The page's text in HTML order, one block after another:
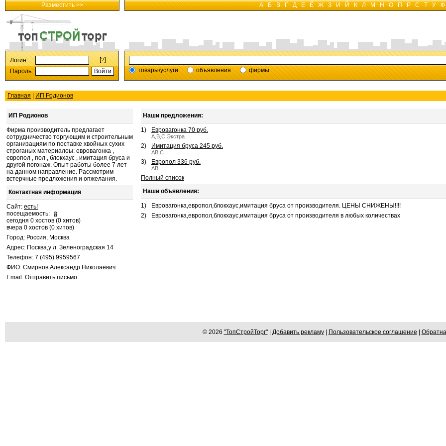
Разместить >> А Б В Г Д Е Ё Ж З И Й К Л М Н О П Р С Т У Ф
Логин:
Пароль:
товары/услуги объявления фирмы
Главная ИП Родионов
ИП Родионов
Фирма производитель предлагает
сотрудничество торгующим и строительным
организациям по поставке хвойных сухих
строганых материалоы: евровагонка ,
европол , пол , блокхаус , имитация бруса и
другой погонаж. Опыт работы более 7 лет
на данном направление. Рассмотрим
встерчные предложения и опжелания.
Контактная информация
Сайт: есть!
посещаемость:
сегодня 0 хостов (0 хитов)
вчера 0 хостов (0 хитов)
Город: Россия, Москва
Адрес: Посква,у л. Зеленоградская 14
Телефон: 7 (495) 9959567
ФИО: Смирнов Александр Николаевич
Email: Отправить письмо
Наши предложения:
1) Евровагонка 70 руб.
А,В,С,Экстра
2) Имитация бруса 245 руб.
АВ,С
3) Европол 336 руб.
АВ
Полный список
Наши объявления:
1)
Евровагонка,европол,блокхаус,имитация бруса от производителя. ЦЕНЫ СНИЖЕНЫ!!!!
2)
Евровагонка,европол,блокхаус,имитация бруса от производителя в любых количествах
© 2026 "ТопСтройТорг"| Добавить рекламу| Пользовательское соглашение